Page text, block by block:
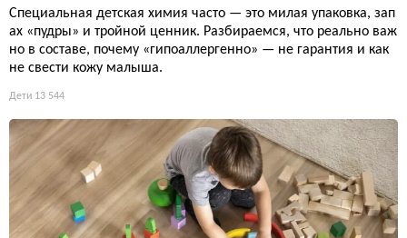
Специальная детская химия часто — это милая упаковка, зап
ах «пудры» и тройной ценник. Разбираемся, что реально важ
но в составе, почему «гипоаллергенно» — не гарантия и как
не свести кожу малыша.
Дети 13 544